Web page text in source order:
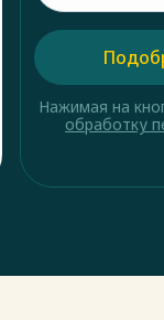
Нажимая на
обработку